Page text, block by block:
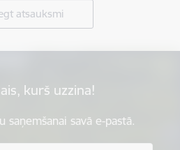
atsauksmi
kurš uzzina!
saņemšanai savā e-pastā.